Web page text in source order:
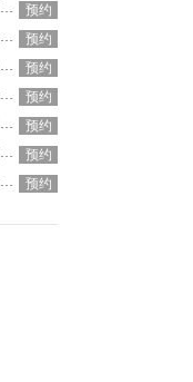
昆明治白癜风好的专科医院-国庆假期白癜风饮食要注意什么
预约
昆明治疗白癜风专科医院-白癜风治疗的误区有哪些
预约
昆明治疗白癜风专业的医院-白癜风患者怎么做可以释放压力呢
预约
白癜风在昆明去哪里治-白癜风对人体有什么伤害呢
预约
昆明治疗白癜风医院哪家好-白癜风会给患者带来什么危害呢
预约
昆明白癜风专科医院地址-白癜风的护理该怎么做好呢
预约
昆明白癜风治疗较好医院-白癜风患者一般会有哪些心理问题呢 预约